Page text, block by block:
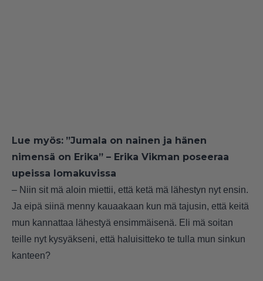
Lue myös: ”Jumala on nainen ja hänen
nimensä on Erika” – Erika Vikman poseeraa
upeissa lomakuvissa
– Niin sit mä aloin miettii, että ketä mä lähestyn nyt ensin.
Ja eipä siinä menny kauaakaan kun mä tajusin, että keitä
mun kannattaa lähestyä ensimmäisenä. Eli mä soitan
teille nyt kysyäkseni, että haluisitteko te tulla mun sinkun
kanteen?